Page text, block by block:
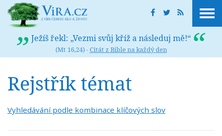
Ježíš řekl: „Vezmi svůj kříž a následuj mě!“
(Mt 16,24) -Citát z Bible na každý den
Rejstřík témat
Vyhledávání podle kombinace klíčových slov